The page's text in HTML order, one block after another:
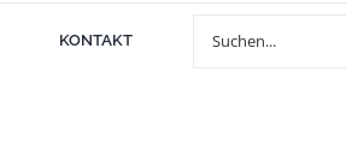
KONTAKT